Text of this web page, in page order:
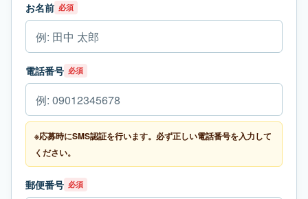
お名前 必須
電話番号 必須
※応募時にSMS認証を行います。必ず正しい電話番号を入力して
ください。
郵便番号 必須